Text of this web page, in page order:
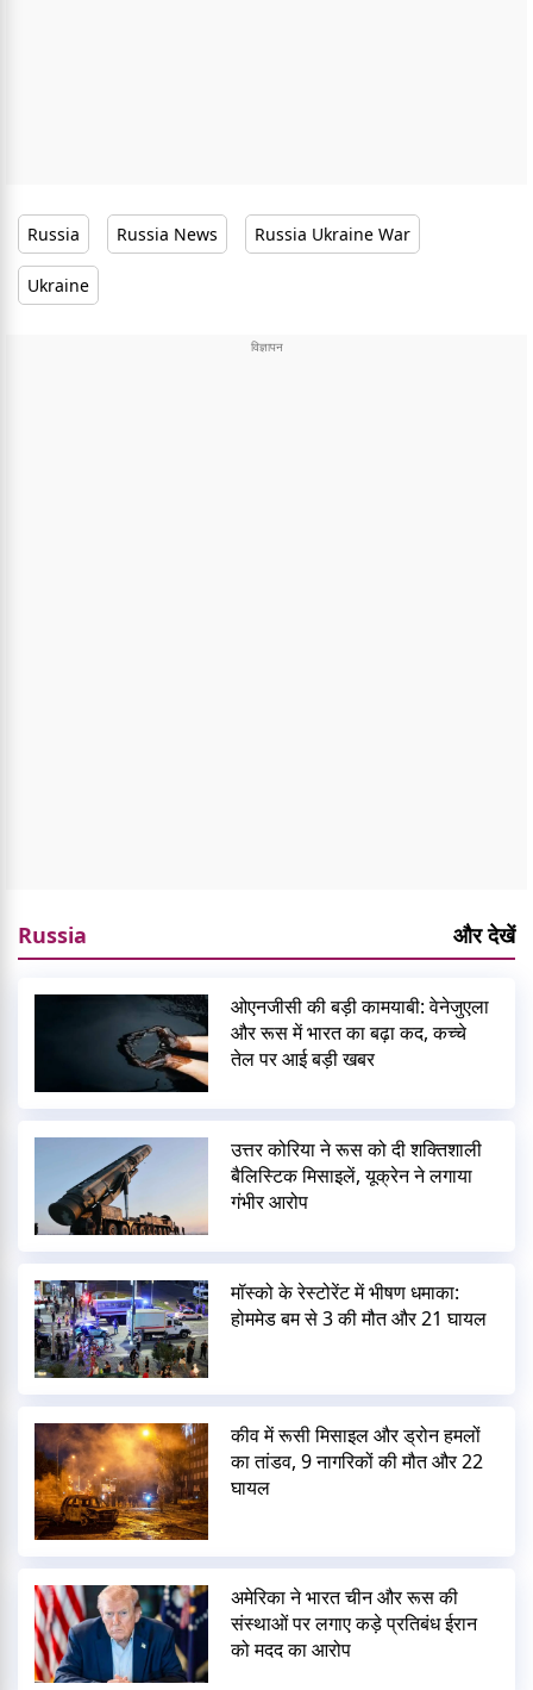
Russia Russia News Russia Ukraine War
Ukraine
Russia और देखें
ओएनजीसी की बड़ी कामयाबी: वेनेजुएला
और रूस में भारत का बढ़ा कद, कच्चे
तेल पर आई बड़ी खबर
उत्तर कोरिया ने रूस को दी शक्तिशाली
बैलिस्टिक मिसाइलें, यूक्रेन ने लगाया
गंभीर आरोप
मॉस्को के रेस्टोरेंट में भीषण धमाका:
होममेड बम से 3 की मौत और 21 घायल
कीव में रूसी मिसाइल और ड्रोन हमलों
का तांडव, 9 नागरिकों की मौत और 22
घायल
अमेरिका ने भारत चीन और रूस की
संस्थाओं पर लगाए कड़े प्रतिबंध ईरान
को मदद का आरोप